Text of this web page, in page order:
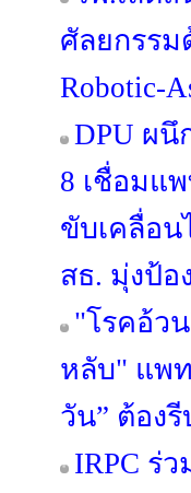
ศัลยกรร
Robotic-
DPU ผนึ
8 เชื่อมแพ
ขับเคลื่อน
สธ. มุ่งป้อ
"โรคอ้ว
หลับ" แพ
วัน” ต้อง
IRPC ร่